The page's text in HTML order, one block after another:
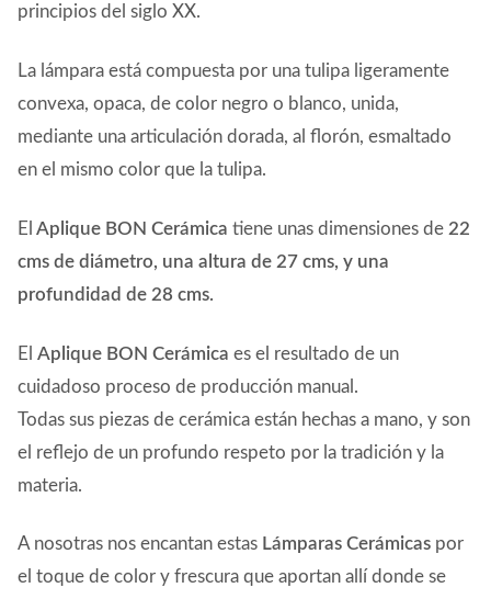
principios del siglo XX.
La lámpara está compuesta por una tulipa ligeramente
convexa, opaca, de color negro o blanco, unida,
mediante una articulación dorada, al florón, esmaltado
en el mismo color que la tulipa.
El Aplique BON Cerámica tiene unas dimensiones de 22
cms de diámetro, una altura de 27 cms, y una
profundidad de 28 cms.
El Aplique BON Cerámica es el resultado de un
cuidadoso proceso de producción manual.
Todas sus piezas de cerámica están hechas a mano, y son
el reflejo de un profundo respeto por la tradición y la
materia.
A nosotras nos encantan estas Lámparas Cerámicas por
el toque de color y frescura que aportan allí donde se